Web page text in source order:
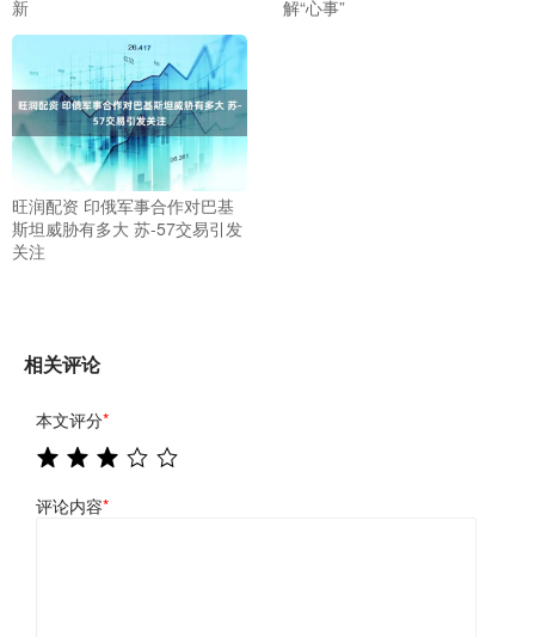
新 解“心事”
旺润配资 印俄军事合作对巴基
斯坦威胁有多大 苏-57交易引发
关注
相关评论
本文评分*
评论内容*